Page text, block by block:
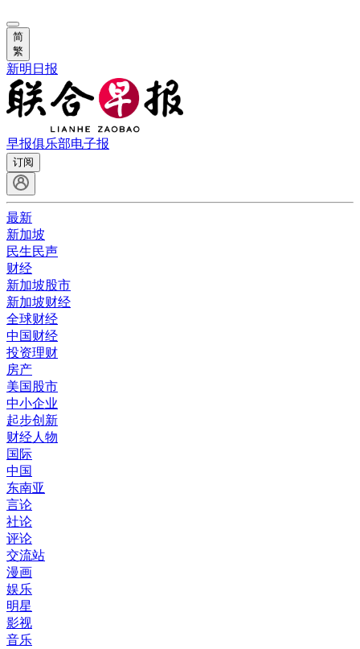
简
繁
新明日报
早报俱乐部电子报
订阅
最新
新加坡
民生民声
财经
新加坡股市
新加坡财经
全球财经
中国财经
投资理财
房产
美国股市
中小企业
起步创新
财经人物
国际
中国
东南亚
言论
社论
评论
交流站
漫画
娱乐
明星
影视
音乐